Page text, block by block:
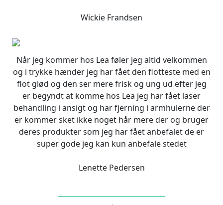
Wickie Frandsen
Når jeg kommer hos Lea føler jeg altid velkommen
og i trykke hænder jeg har fået den flotteste med en
flot glød og den ser mere frisk og ung ud efter jeg
er begyndt at komme hos Lea jeg har fået laser
behandling i ansigt og har fjerning i armhulerne der
er kommer sket ikke noget hår mere der og bruger
deres produkter som jeg har fået anbefalet de er
super gode jeg kan kun anbefale stedet
Lenette Pedersen